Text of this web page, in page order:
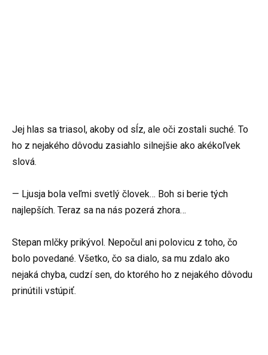
Jej hlas sa triasol, akoby od sĺz, ale oči zostali suché. To
ho z nejakého dôvodu zasiahlo silnejšie ako akékoľvek
slová.
— Ljusja bola veľmi svetlý človek… Boh si berie tých
najlepších. Teraz sa na nás pozerá zhora…
Stepan mlčky prikývol. Nepočul ani polovicu z toho, čo
bolo povedané. Všetko, čo sa dialo, sa mu zdalo ako
nejaká chyba, cudzí sen, do ktorého ho z nejakého dôvodu
prinútili vstúpiť.